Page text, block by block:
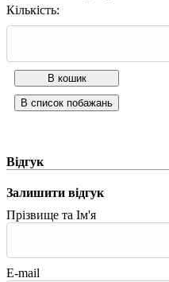
Кількість:
Відгук
Залишити відгук
Прізвище та Ім'я
E-mail